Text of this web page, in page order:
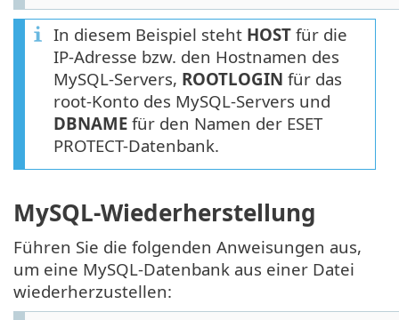
In diesem Beispiel steht HOST für die
IP-Adresse bzw. den Hostnamen des
MySQL-Servers, ROOTLOGIN für das
root-Konto des MySQL-Servers und
DBNAME für den Namen der ESET
PROTECT-Datenbank.
MySQL-Wiederherstellung
Führen Sie die folgenden Anweisungen aus,
um eine MySQL-Datenbank aus einer Datei
wiederherzustellen: